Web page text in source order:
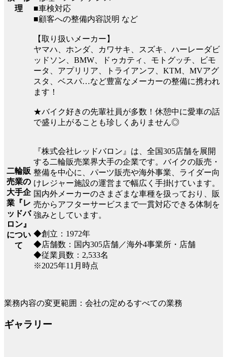
理
■車検対応
■顧客への整備内容説明 など
【取り扱いメーカー】
ヤマハ、ホンダ、カワサキ、スズキ、ハーレーダビ
ッドソン、BMW、ドゥカティ、モトグッチ、ビモ
ータ、アプリリア、トライアンフ、KTM、MVアグ
スタ、ベスパ…など豊富なメーカーの整備に携われ
ます！
★バイク好きの先輩社員が多数！休憩中に愛車の話
で盛り上がることも珍しくありません◎
二輪販
売業の
大手企
業『レ
ッドバ
ロン』
につい
て
『株式会社レッドバロン』は、全国305店舗を展開
する二輪販売業界大手の企業です。バイクの販売・
整備を中心に、パーツ販売や海外事業、ライダー向
けレジャー施設の運営まで幅広く手掛けています。
国内外メーカーのさまざまな車種を扱っており、販
売からアフターサービスまで一貫対応できる体制を
強みとしています。
◆創立：1972年
◆店舗数：国内305店舗／海外4事業所・店舗
◆従業員数：2,533名
※2025年11月時点
業務内容の変更範囲：会社の定めるすべての業務
ギャラリー